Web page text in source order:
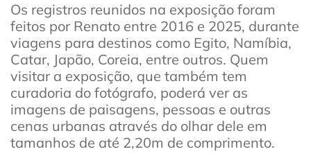
Os registros reunidos na exposição foram
feitos por Renato entre 2016 e 2025, durante
viagens para destinos como Egito, Namíbia,
Catar, Japão, Coreia, entre outros. Quem
visitar a exposição, que também tem
curadoria do fotógrafo, poderá ver as
imagens de paisagens, pessoas e outras
cenas urbanas através do olhar dele em
tamanhos de até 2,20m de comprimento.